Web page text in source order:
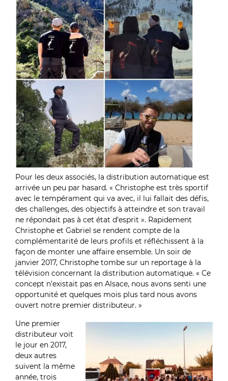
Pour les deux associés, la distribution automatique est
arrivée un peu par hasard. « Christophe est très sportif
avec le tempérament qui va avec, il lui fallait des défis,
des challenges, des objectifs à atteindre et son travail
ne répondait pas à cet état d’esprit ». Rapidement
Christophe et Gabriel se rendent compte de la
complémentarité de leurs profils et réfléchissent à la
façon de monter une affaire ensemble. Un soir de
janvier 2017, Christophe tombe sur un reportage à la
télévision concernant la distribution automatique. « Ce
concept n’existait pas en Alsace, nous avons senti une
opportunité et quelques mois plus tard nous avons
ouvert notre premier distributeur. »
Une premier
distributeur voit
le jour en 2017,
deux autres
suivent la même
année, trois